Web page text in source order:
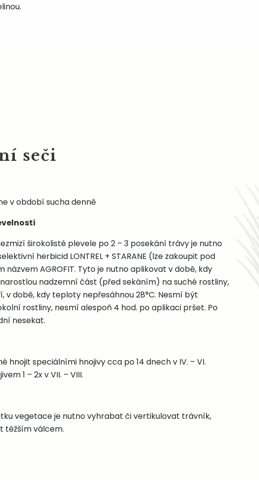
seči
v období sucha denně
širokolisté plevele po 2 – 3 posekání trávy je nutno
herbicid LONTREL + STARANE (lze zakoupit pod
názvem AGROFIT. Tyto je nutno aplikovat v době, kdy
nadzemní část (před sekáním) na suché rostliny,
v době, kdy teploty nepřesáhnou 28°C. Nesmí být
rostliny, nesmí alespoň 4 hod. po aplikaci pršet. Po
nesekat.
hnojit speciálními hnojivy cca po 14 dnech v IV. – VI.
1 – 2x v VII. – VIII.
vegetace je nutno vyhrabat či vertikulovat trávník,
těžším válcem.